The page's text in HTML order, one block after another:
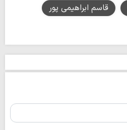
قاسم ابراهیمی پور